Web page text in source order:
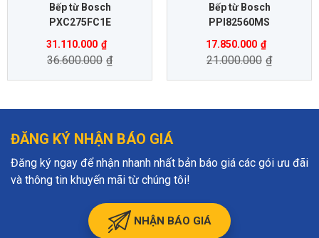
Bếp từ Bosch
PXC275FC1E
31.110.000 ₫
36.600.000 ₫
Bếp từ Bosch
PPI82560MS
17.850.000 ₫
21.000.000 ₫
ĐĂNG KÝ NHẬN BÁO GIÁ
Đăng ký ngay để nhận nhanh nhất bản báo giá các gói ưu đãi
và thông tin khuyến mãi từ chúng tôi!
NHẬN BÁO GIÁ